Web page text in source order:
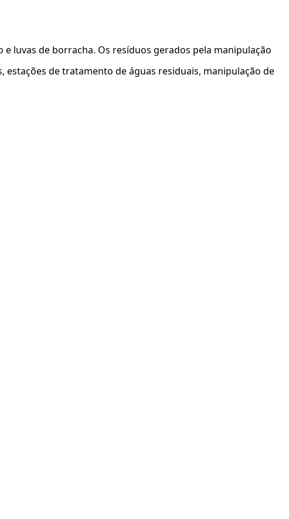
luvas de borracha. Os resíduos gerados pela manipulação
de tratamento de águas residuais, manipulação de